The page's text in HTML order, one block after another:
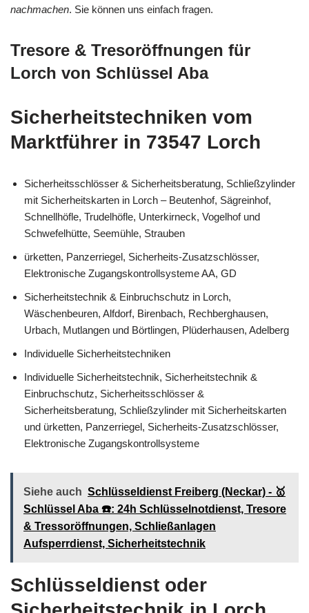
nachmachen. Sie können uns einfach fragen.
Tresore & Tresoröffnungen für
Lorch von Schlüssel Aba
Sicherheitstechniken vom
Marktführer in 73547 Lorch
Sicherheitsschlösser & Sicherheitsberatung, Schließzylinder
mit Sicherheitskarten in Lorch – Beutenhof, Sägreinhof,
Schnellhöfle, Trudelhöfle, Unterkirneck, Vogelhof und
Schwefelhütte, Seemühle, Strauben
ürketten, Panzerriegel, Sicherheits-Zusatzschlösser,
Elektronische Zugangskontrollsysteme AA, GD
Sicherheitstechnik & Einbruchschutz in Lorch,
Wäschenbeuren, Alfdorf, Birenbach, Rechberghausen,
Urbach, Mutlangen und Börtlingen, Plüderhausen, Adelberg
Individuelle Sicherheitstechniken
Individuelle Sicherheitstechnik, Sicherheitstechnik &
Einbruchschutz, Sicherheitsschlösser &
Sicherheitsberatung, Schließzylinder mit Sicherheitskarten
und ürketten, Panzerriegel, Sicherheits-Zusatzschlösser,
Elektronische Zugangskontrollsysteme
Siehe auch Schlüsseldienst Freiberg (Neckar) - 🥇
Schlüssel Aba ☎️: 24h Schlüsselnotdienst, Tresore
& Tressoröffnungen, Schließanlagen
Aufsperrdienst, Sicherheitstechnik
Schlüsseldienst oder